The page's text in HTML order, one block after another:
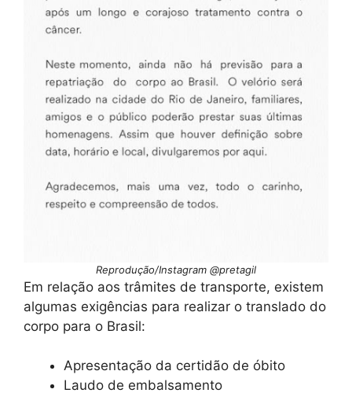
Reprodução/Instagram @pretagil
Em relação aos trâmites de transporte, existem
algumas exigências para realizar o translado do
corpo para o Brasil:
Apresentação da certidão de óbito
Laudo de embalsamento